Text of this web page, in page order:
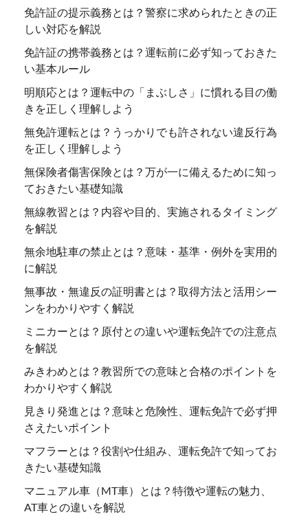
免許証の提示義務とは？警察に求められたときの正
しい対応を解説
免許証の携帯義務とは？運転前に必ず知っておきた
い基本ルール
明順応とは？運転中の「まぶしさ」に慣れる目の働
きを正しく理解しよう
無免許運転とは？うっかりでも許されない違反行為
を正しく理解しよう
無保険者傷害保険とは？万が一に備えるために知っ
ておきたい基礎知識
無線教習とは？内容や目的、実施されるタイミング
を解説
無余地駐車の禁止とは？意味・基準・例外を実用的
に解説
無事故・無違反の証明書とは？取得方法と活用シー
ンをわかりやすく解説
ミニカーとは？原付との違いや運転免許での注意点
を解説
みきわめとは？教習所での意味と合格のポイントを
わかりやすく解説
見きり発進とは？意味と危険性、運転免許で必ず押
さえたいポイント
マフラーとは？役割や仕組み、運転免許で知ってお
きたい基礎知識
マニュアル車（MT車）とは？特徴や運転の魅力、
AT車との違いを解説